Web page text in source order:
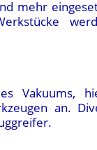
mehr
Vakuums,
an.